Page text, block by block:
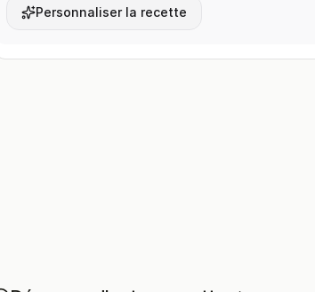
Personnaliser la recette